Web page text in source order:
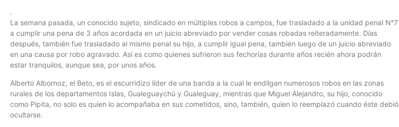
.
La semana pasada, un conocido sujeto, sindicado en múltiples robos a campos, fue trasladado a la unidad penal N°7
a cumplir una pena de 3 años acordada en un juicio abreviado por vender cosas robadas reiteradamente. Días
después, también fue trasladado al mismo penal su hijo, a cumplir igual pena, también luego de un juicio abreviado
en una causa por robo agravado. Así es como quienes sufrieron sus fechorías durante años recién ahora podrán
estar tranquilos, aunque sea, por unos años.
Alberto Albornoz, el Beto, es el escurridizo líder de una banda a la cual le endilgan numerosos robos en las zonas
rurales de los departamentos Islas, Gualeguaychú y Gualeguay, mientras que Miguel Alejandro, su hijo, conocido
como Pipita, no solo es quien lo acompañaba en sus cometidos, sino, también, quien lo reemplazó cuando éste debió
ocultarse.